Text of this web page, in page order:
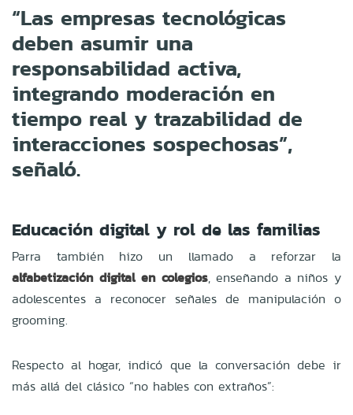
“Las empresas tecnológicas
deben asumir una
responsabilidad activa,
integrando moderación en
tiempo real y trazabilidad de
interacciones sospechosas”,
señaló.
Educación digital y rol de las familias
Parra también hizo un llamado a reforzar la
alfabetización digital en colegios, enseñando a niños y
adolescentes a reconocer señales de manipulación o
grooming.
Respecto al hogar, indicó que la conversación debe ir
más allá del clásico “no hables con extraños”: